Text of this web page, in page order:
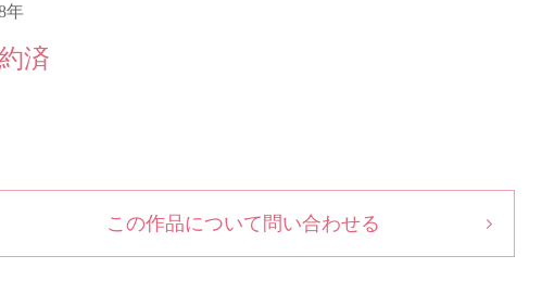
年
済
この作品について問い合わせる